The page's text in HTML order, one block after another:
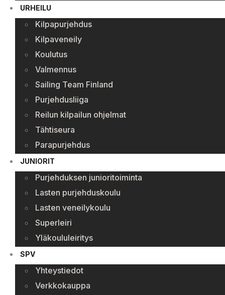
URHEILU
Kilpapurjehdus
Kilpaveneily
Koulutus
Valmennus
Sailing Team Finland
Purjehdusliiga
Reilun kilpailun ohjelmat
Tähtiseura
Parapurjehdus
JUNIORIT
Purjehduksen junioritoiminta
Lasten purjehduskoulu
Lasten veneilykoulu
Superleiri
Yläkoululeiritys
SPV
Yhteystiedot
Verkkokauppa